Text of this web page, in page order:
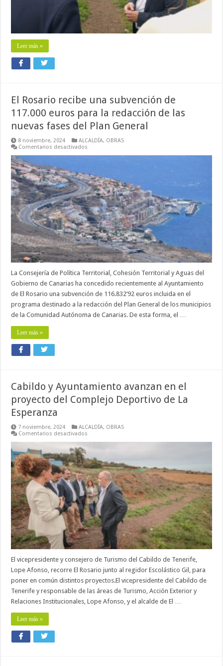
Leer más »
El Rosario recibe una subvención de
117.000 euros para la redacción de las
nuevas fases del Plan General
8 noviembre, 2024 ALCALDÍA, OBRAS
Comentarios desactivados
una
subvención
de
117.000
euros
para
la
redacción
de
las
nuevas
fases
del
Plan
General
La Consejería de Política Territorial, Cohesión Territorial y Aguas del
Gobierno de Canarias ha concedido recientemente al Ayuntamiento
de El Rosario una subvención de 116.832’92 euros incluida en el
programa destinado a la redacción del Plan General de los municipios
de la Comunidad Autónoma de Canarias. De esta forma, el …
Leer más »
Cabildo y Ayuntamiento avanzan en el
proyecto del Complejo Deportivo de La
Esperanza
7 noviembre, 2024 ALCALDÍA, OBRAS
Comentarios desactivados
avanzan
en
el
proyecto
del
Complejo
Deportivo
de
La
Esperanza
El vicepresidente y consejero de Turismo del Cabildo de Tenerife,
Lope Afonso, recorre El Rosario junto al regidor Escolástico Gil, para
poner en común distintos proyectos.El vicepresidente del Cabildo de
Tenerife y responsable de las áreas de Turismo, Acción Exterior y
Relaciones Institucionales, Lope Afonso, y el alcalde de El …
Leer más »